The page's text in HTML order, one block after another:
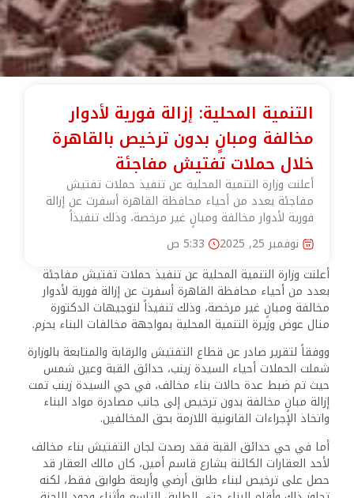
التنمية المحلية: إزالة فورية لأدوار
مخالفة ومبانٍ بدون ترخيص بالقاهرة
خلال حملات تفتيش مفاجئة
أعلنت وزارة التنمية المحلية عن تنفيذ حملات تفتيش
مفاجئة بعدد من أحياء محافظة القاهرة أسفرت عن إزالة
فورية لأدوار مخالفة ومبانٍ غير مرخصة، وذلك تنفيذاً
نوفمبر 25, 2025
5:33 ص
أعلنت وزارة التنمية المحلية عن تنفيذ حملات تفتيش مفاجئة
بعدد من أحياء محافظة القاهرة أسفرت عن إزالة فورية لأدوار
مخالفة ومبانٍ غير مرخصة، وذلك تنفيذاً لتوجيهات الدكتورة
منال عوض وزيرة التنمية المحلية بمواجهة مخالفات البناء بحزم.
ووفقاً لتقرير صادر عن قطاع التفتيش والرقابة والمتابعة بالوزارة
شملت الحملات أحياء السيدة زينب، حدائق القبة وعين شمس
حيث تم ضبط عدة حالات بناء مخالف، في حي السيدة زينب تمت
إزالة مبانٍ مخالفة بدون ترخيص إلى جانب مصادرة مواد البناء
واتخاذ الإجراءات القانونية اللازمة بحق المخالفين.
أما في حي حدائق القبة فقد رصدت لجان التفتيش بناء مخالف
لأحد العقارات الكائنة بشارع قاسم أمين، كان مالك العقار قد
حصل على ترخيص لبناء طابق أرضي وأربعة طوابق فقط، لكنه